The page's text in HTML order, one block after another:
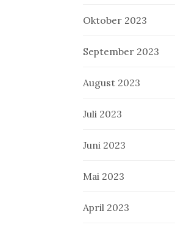
Oktober 2023
September 2023
August 2023
Juli 2023
Juni 2023
Mai 2023
April 2023